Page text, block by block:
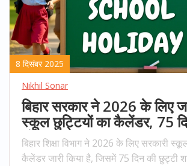
8 दिसंबर 2025
Nikhil Sonar
बिहार सरकार ने 2026 के लिए
स्कूल छुट्टियों का कैलेंडर, 75
रहेंगे स्कूल
बिहार शिक्षा विभाग ने 2026 के लिए सरकारी
कैलेंडर जारी किया है, जिसमें 75 दिन की छुट्टी